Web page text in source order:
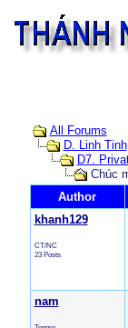
All Forums
D. Linh Tinh
D7.
Chúc
Author
khanh129
CT/NC
23 Posts
nam